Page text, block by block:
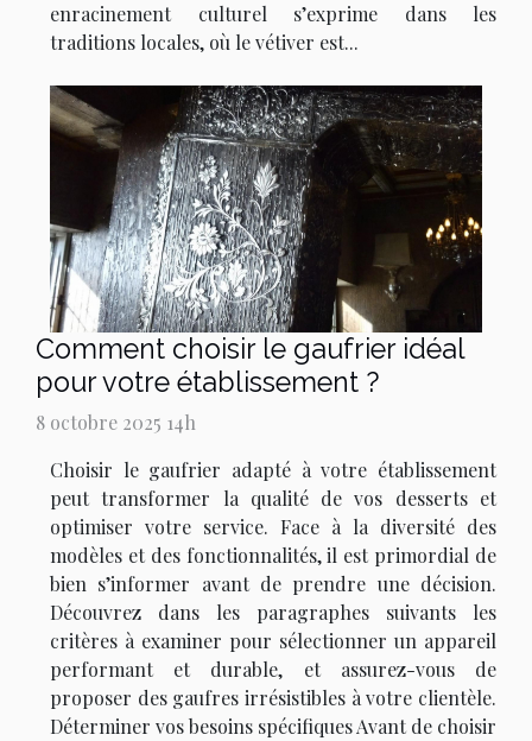
enracinement culturel s’exprime dans les
traditions locales, où le vétiver est...
Comment choisir le gaufrier idéal
pour votre établissement ?
8 octobre 2025 14h
Choisir le gaufrier adapté à votre établissement
peut transformer la qualité de vos desserts et
optimiser votre service. Face à la diversité des
modèles et des fonctionnalités, il est primordial de
bien s’informer avant de prendre une décision.
Découvrez dans les paragraphes suivants les
critères à examiner pour sélectionner un appareil
performant et durable, et assurez-vous de
proposer des gaufres irrésistibles à votre clientèle.
Déterminer vos besoins spécifiques Avant de choisir